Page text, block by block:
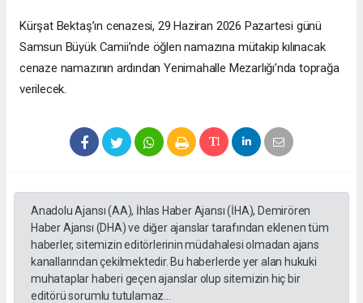
Kürşat Bektaş’ın cenazesi, 29 Haziran 2026 Pazartesi günü
Samsun Büyük Camii’nde öğlen namazına mütakip kılınacak
cenaze namazının ardından Yenimahalle Mezarlığı’nda toprağa
verilecek.
Anadolu Ajansı (AA), İhlas Haber Ajansı (İHA), Demirören
Haber Ajansı (DHA) ve diğer ajanslar tarafından eklenen tüm
haberler, sitemizin editörlerinin müdahalesi olmadan ajans
kanallarından çekilmektedir. Bu haberlerde yer alan hukuki
muhataplar haberi geçen ajanslar olup sitemizin hiç bir
editörü sorumlu tutulamaz...